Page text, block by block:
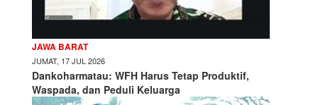
JAWA BARAT
JUMAT, 17 JUL 2026
Dankoharmatau: WFH Harus Tetap Produktif,
Waspada, dan Peduli Keluarga